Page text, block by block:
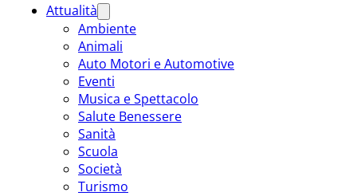
Attualità
Ambiente
Animali
Auto Motori e Automotive
Eventi
Musica e Spettacolo
Salute Benessere
Sanità
Scuola
Società
Turismo